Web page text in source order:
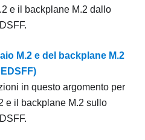
e il backplane M.2 dallo
M.2 e del backplane M.2
in questo argomento per
e il backplane M.2 sullo